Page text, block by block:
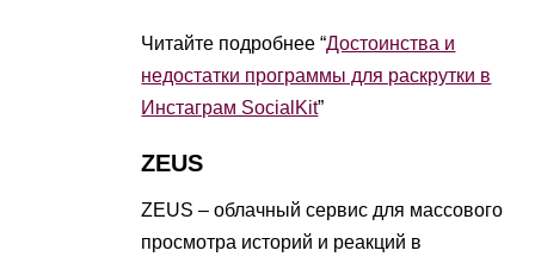
Читайте подробнее “Достоинства и
недостатки программы для раскрутки в
Инстаграм SocialKit”
ZEUS
ZEUS – облачный сервис для массового
просмотра историй и реакций в